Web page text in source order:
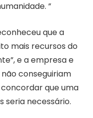
”
que a
mais recursos do
e a empresa e
conseguiriam
que uma
seria necessário.